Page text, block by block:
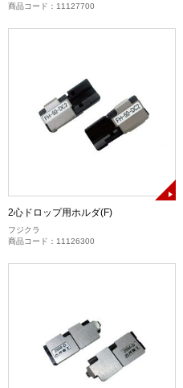
商品コード：11127700
2心ドロップ用ホルダ(F)
フジクラ
商品コード：11126300